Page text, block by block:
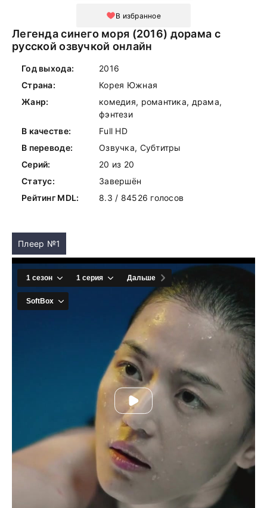
В избранное
Легенда синего моря (2016) дорама с
русской озвучкой онлайн
Год выхода:
2016
Страна:
Корея Южная
Жанр:
комедия, романтика, драма,
фэнтези
В качестве:
Full HD
В переводе:
Озвучка, Субтитры
Серий:
20 из 20
Статус:
Завершён
Рейтинг MDL:
8.3 / 84526 голосов
Плеер №1